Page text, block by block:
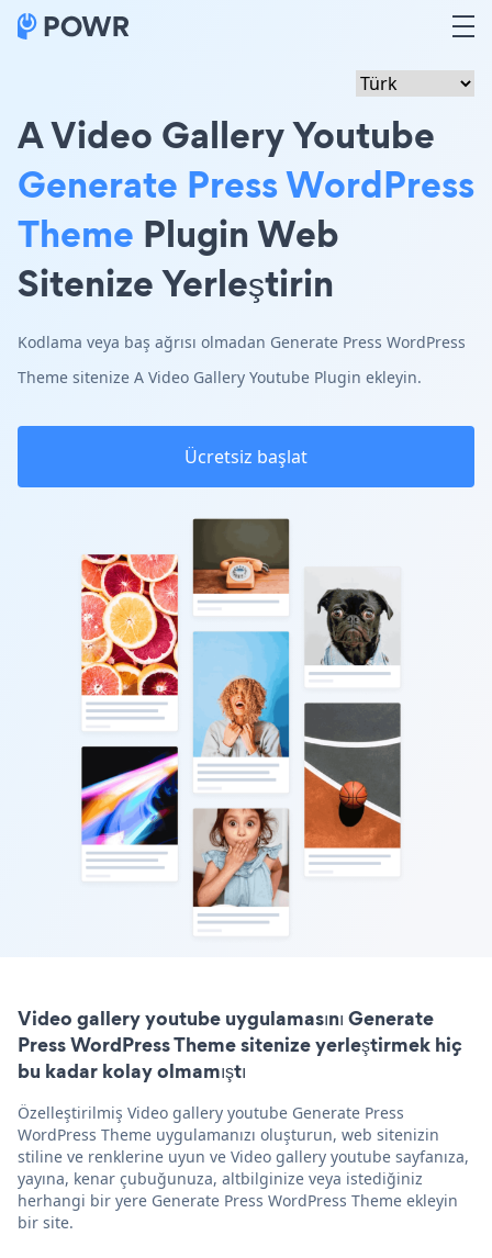
A Video Gallery Youtube
Generate Press WordPress
Theme Plugin Web
Sitenize Yerleştirin
Kodlama veya baş ağrısı olmadan Generate Press WordPress
Theme sitenize A Video Gallery Youtube Plugin ekleyin.
Ücretsiz başlat
Video gallery youtube uygulamasını Generate
Press WordPress Theme sitenize yerleştirmek hiç
bu kadar kolay olmamıştı
Özelleştirilmiş Video gallery youtube Generate Press
WordPress Theme uygulamanızı oluşturun, web sitenizin
stiline ve renklerine uyun ve Video gallery youtube sayfanıza,
yayına, kenar çubuğunuza, altbilginize veya istediğiniz
herhangi bir yere Generate Press WordPress Theme ekleyin
bir site.